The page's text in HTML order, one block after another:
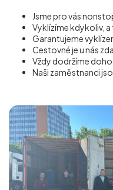
Jsme pro vás
Vyklízíme kdykoliv,
Garantujeme
Cestovné je u nás
Vždy dodržíme
Naši zaměstnanci